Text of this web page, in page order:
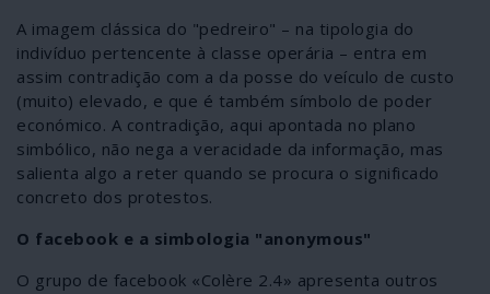
A imagem clássica do "pedreiro" – na tipologia do
indivíduo pertencente à classe operária – entra em
assim contradição com a da posse do veículo de custo
(muito) elevado, e que é também símbolo de poder
económico. A contradição, aqui apontada no plano
simbólico, não nega a veracidade da informação, mas
salienta algo a reter quando se procura o significado
concreto dos protestos.
O facebook e a simbologia "anonymous"
O grupo de facebook «Colère 2.4» apresenta outros